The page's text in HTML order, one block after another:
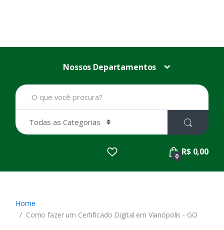
Nossos Departamentos
B
u
a
r
:
0 R$ 0,00
Home
Como fazer um Certificado Digital em Vianópolis - GO